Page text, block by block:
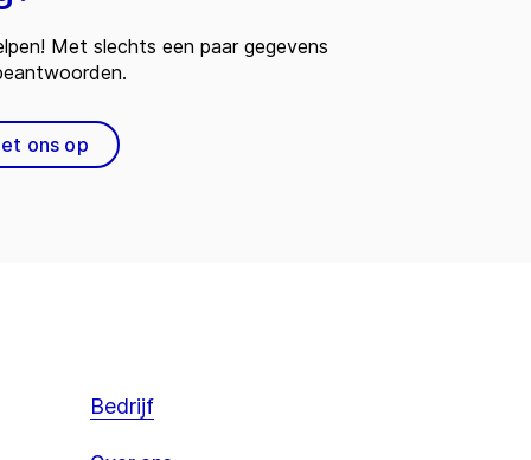
Met slechts een paar gegevens
ons op
Bedrijf